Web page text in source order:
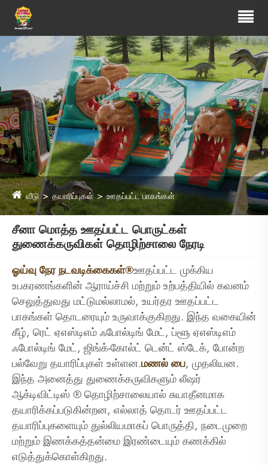
வீடு தயாரிப்புகள் ஊதப்பட்ட பாகங்கள்
சீனா மொத்த ஊதப்பட்ட பொருட்கள்
துணைக்கருவிகள் தொழிற்சாலை நேரடி
ஓய்வு நேர நடவடிக்கைகள்®ஊதப்பட்ட முக்கிய
உபகரணங்களின் ஆராய்ச்சி மற்றும் உற்பத்தியில் கவனம்
செலுத்துவது மட்டுமல்லாமல், உயர்தர ஊதப்பட்ட
பாகங்கள் தொடரையும் உருவாக்குகிறது. இந்த வகையின்
கீழ், ரெட் ஏஎஸ்டிஎம் ஃபோல்டிங் மேட், ப்ளூ ஏஎஸ்டிஎம்
ஃபோல்டிங் மேட், ஜிங்க்-கோல்ட் டென்ட் ஸ்டேக், போன்ற
பல்வேறு தயாரிப்புகள் உள்ளன.மணல் பை, முதலியன.
இந்த அனைத்து துணைக்கருவிகளும் லீஷர்
ஆக்டிவிட்டிஸ் ® தொழிற்சாலையால் சுயாதீனமாக
தயாரிக்கப்படுகின்றன, எல்லாத் தொடர் ஊதப்பட்ட
தயாரிப்புகளையும் துல்லியமாகப் பொருத்தி, நடைமுறை
மற்றும் இணக்கத்தன்மை இரண்டையும் கணக்கில்
எடுத்துக்கொள்கிறது.